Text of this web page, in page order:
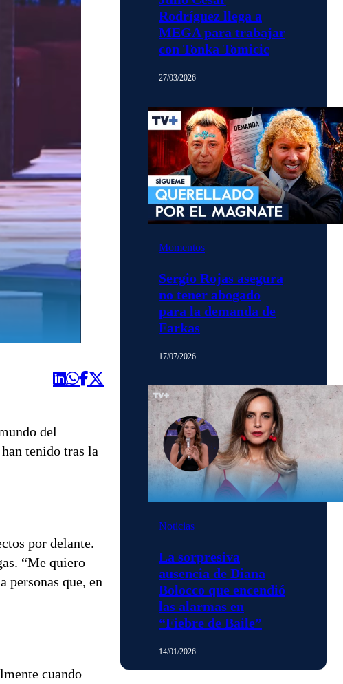
del
tenido tras la
por delante.
“Me quiero
personas que, en
cuando
Rodríguez llega a
MEGA para trabajar
con Tonka Tomicic
27/03/2026
Momentos
Sergio Rojas asegura
no tener abogado
para la demanda de
Farkas
17/07/2026
Noticias
La sorpresiva
ausencia de Diana
Bolocco que encendió
las alarmas en
“Fiebre de Baile”
14/01/2026